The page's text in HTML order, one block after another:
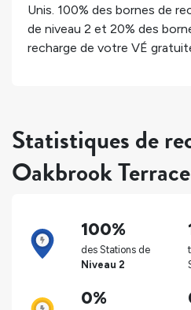
Unis. 100% des bornes de
de niveau 2 et 20% des
recharge de votre VÉ
Statistiques de
Oakbrook Terrace
100%
des Stations de
Niveau 2
0%